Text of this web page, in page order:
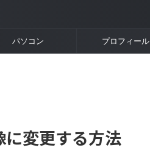
パソコン プロフィール
に変更する方法